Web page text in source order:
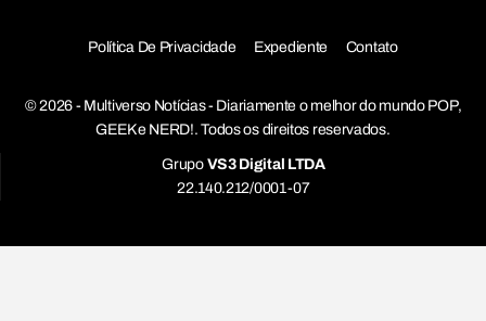
Política De Privacidade Expediente Contato
© 2026 - Multiverso Notícias - Diariamente o melhor do mundo POP,
GEEK e NERD!. Todos os direitos reservados.
Grupo VS3 Digital LTDA
22.140.212/0001-07